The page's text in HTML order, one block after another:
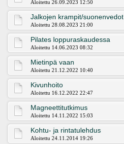
Aloitettu 26.09.2023 12:50
Jalkojen krampit/suonenvedot
Aloitettu 28.08.2023 21:00
Pilates loppuraskaudessa
Aloitettu 14.06.2023 08:32
Mietinpä vaan
Aloitettu 21.12.2022 10:40
Kivunhoito
Aloitettu 16.12.2022 22:47
Magneettitutkimus
Aloitettu 14.11.2022 15:03
Kohtu- ja rintatulehdus
Aloitettu 24.11.2014 19:26